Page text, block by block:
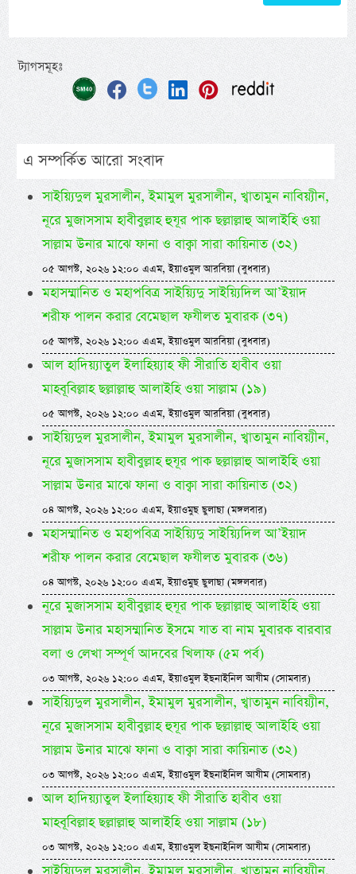
ট্যাগসমূহঃ
এ সম্পর্কিত আরো সংবাদ
সাইয়্যিদুল মুরসালীন, ইমামুল মুরসালীন, খ্বাতামুন নাবিয়্যীন,
নূরে মুজাসসাম হাবীবুল্লাহ হুযূর পাক ছল্লাল্লাহু আলাইহি ওয়া
সাল্লাম উনার মাঝে ফানা ও বাক্বা সারা কায়িনাত (৩২)
০৫ আগস্ট, ২০২৬ ১২:০০ এএম, ইয়াওমুল আরবিয়া (বুধবার)
মহাসম্মানিত ও মহাপবিত্র সাইয়্যিদু সাইয়্যিদিল আ’ইয়াদ
শরীফ পালন করার বেমেছাল ফযীলত মুবারক (৩৭)
০৫ আগস্ট, ২০২৬ ১২:০০ এএম, ইয়াওমুল আরবিয়া (বুধবার)
আল হাদিয়্যাতুল ইলাহিয়্যাহ ফী সীরাতি হাবীব ওয়া
মাহবূবিল্লাহ ছল্লাল্লাহু আলাইহি ওয়া সাল্লাম (১৯)
০৫ আগস্ট, ২০২৬ ১২:০০ এএম, ইয়াওমুল আরবিয়া (বুধবার)
সাইয়্যিদুল মুরসালীন, ইমামুল মুরসালীন, খ্বাতামুন নাবিয়্যীন,
নূরে মুজাসসাম হাবীবুল্লাহ হুযূর পাক ছল্লাল্লাহু আলাইহি ওয়া
সাল্লাম উনার মাঝে ফানা ও বাক্বা সারা কায়িনাত (৩২)
০৪ আগস্ট, ২০২৬ ১২:০০ এএম, ইয়াওমুছ ছুলাছা (মঙ্গলবার)
মহাসম্মানিত ও মহাপবিত্র সাইয়্যিদু সাইয়্যিদিল আ’ইয়াদ
শরীফ পালন করার বেমেছাল ফযীলত মুবারক (৩৬)
০৪ আগস্ট, ২০২৬ ১২:০০ এএম, ইয়াওমুছ ছুলাছা (মঙ্গলবার)
নূরে মুজাসসাম হাবীবুল্লাহ হুযূর পাক ছল্লাল্লাহু আলাইহি ওয়া
সাল্লাম উনার মহাসম্মানিত ইসমে যাত বা নাম মুবারক বারবার
বলা ও লেখা সম্পূর্ণ আদবের খিলাফ (৫ম পর্ব)
০৩ আগস্ট, ২০২৬ ১২:০০ এএম, ইয়াওমুল ইছনাইনিল আযীম (সোমবার)
সাইয়্যিদুল মুরসালীন, ইমামুল মুরসালীন, খ্বাতামুন নাবিয়্যীন,
নূরে মুজাসসাম হাবীবুল্লাহ হুযূর পাক ছল্লাল্লাহু আলাইহি ওয়া
সাল্লাম উনার মাঝে ফানা ও বাক্বা সারা কায়িনাত (৩২)
০৩ আগস্ট, ২০২৬ ১২:০০ এএম, ইয়াওমুল ইছনাইনিল আযীম (সোমবার)
আল হাদিয়্যাতুল ইলাহিয়্যাহ ফী সীরাতি হাবীব ওয়া
মাহবূবিল্লাহ ছল্লাল্লাহু আলাইহি ওয়া সাল্লাম (১৮)
০৩ আগস্ট, ২০২৬ ১২:০০ এএম, ইয়াওমুল ইছনাইনিল আযীম (সোমবার)